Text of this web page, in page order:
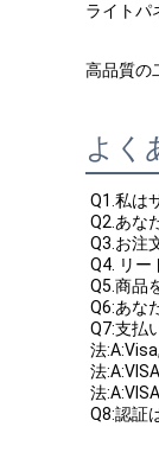
ライトパ
高品質の
よく
Q1.私は
Q2.あな
Q3.お注
Q4. リー
Q5.商品
Q6:あな
Q7:支払
法
法
法
Q8:認証